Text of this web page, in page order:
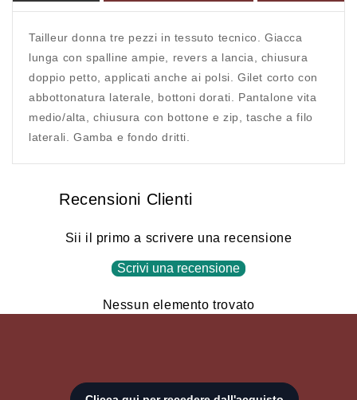
Tailleur donna tre pezzi in tessuto tecnico. Giacca
lunga con spalline ampie, revers a lancia, chiusura
doppio petto, applicati anche ai polsi. Gilet corto con
abbottonatura laterale, bottoni dorati. Pantalone vita
medio/alta, chiusura con bottone e zip, tasche a filo
laterali. Gamba e fondo dritti.
Recensioni Clienti
Sii il primo a scrivere una recensione
Scrivi una recensione
Nessun elemento trovato